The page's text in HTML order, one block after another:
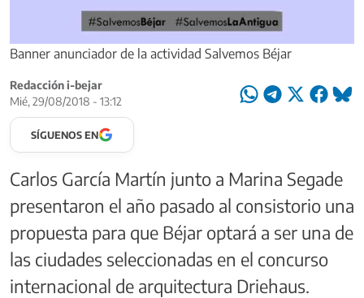
Banner anunciador de la actividad Salvemos Béjar
Redacción i-bejar
Mié, 29/08/2018 - 13:12
SÍGUENOS EN
Carlos García Martín junto a Marina Segade
presentaron el año pasado al consistorio una
propuesta para que Béjar optará a ser una de
las ciudades seleccionadas en el concurso
internacional de arquitectura Driehaus.